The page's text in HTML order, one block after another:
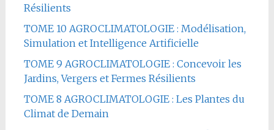
Résilients
TOME 10 AGROCLIMATOLOGIE : Modélisation,
Simulation et Intelligence Artificielle
TOME 9 AGROCLIMATOLOGIE : Concevoir les
Jardins, Vergers et Fermes Résilients
TOME 8 AGROCLIMATOLOGIE : Les Plantes du
Climat de Demain